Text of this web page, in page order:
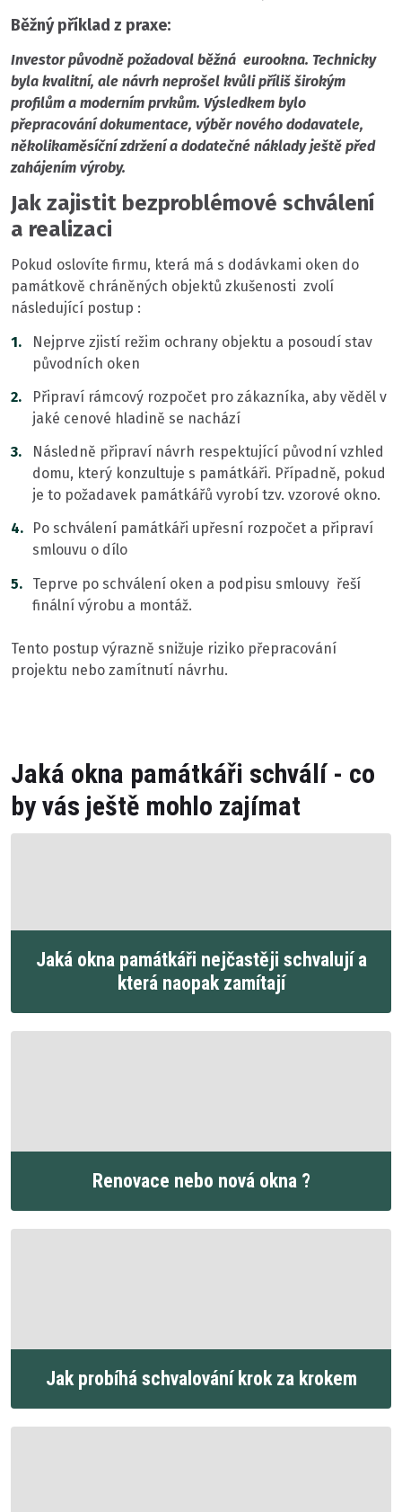
Běžný příklad z praxe:
Investor původně požadoval běžná eurookna. Technicky
byla kvalitní, ale návrh neprošel kvůli příliš širokým
profilům a moderním prvkům. Výsledkem bylo
přepracování dokumentace, výběr nového dodavatele,
několikaměsíční zdržení a dodatečné náklady ještě před
zahájením výroby.
Jak zajistit bezproblémové schválení
a realizaci
Pokud oslovíte firmu, která má s dodávkami oken do
památkově chráněných objektů zkušenosti zvolí
následující postup :
Nejprve zjistí režim ochrany objektu a posoudí stav
původních oken
Připraví rámcový rozpočet pro zákazníka, aby věděl v
jaké cenové hladině se nachází
Následně připraví návrh respektující původní vzhled
domu, který konzultuje s památkáři. Případně, pokud
je to požadavek památkářů vyrobí tzv. vzorové okno.
Po schválení památkáři upřesní rozpočet a připraví
smlouvu o dílo
Teprve po schválení oken a podpisu smlouvy řeší
finální výrobu a montáž.
Tento postup výrazně snižuje riziko přepracování
projektu nebo zamítnutí návrhu.
Jaká okna památkáři schválí - co
by vás ještě mohlo zajímat
Jaká okna památkáři nejčastěji schvalují a
která naopak zamítají
Renovace nebo nová okna ?
Jak probíhá schvalování krok za krokem